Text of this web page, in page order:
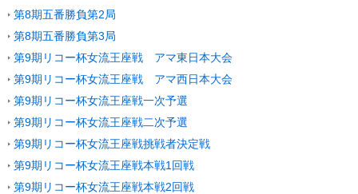
第8期五番勝負第2局
第8期五番勝負第3局
第9期リコー杯女流王座戦 アマ東日本大会
第9期リコー杯女流王座戦 アマ西日本大会
第9期リコー杯女流王座戦一次予選
第9期リコー杯女流王座戦二次予選
第9期リコー杯女流王座戦挑戦者決定戦
第9期リコー杯女流王座戦本戦1回戦
第9期リコー杯女流王座戦本戦2回戦